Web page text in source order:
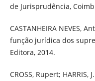
de Jurisprudência,
CASTANHEIRA NEVES,
função jurídica dos
Editora, 2014.
CROSS, Rupert;